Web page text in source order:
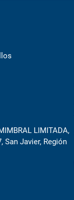
LIMITADA,
San Javier, Región